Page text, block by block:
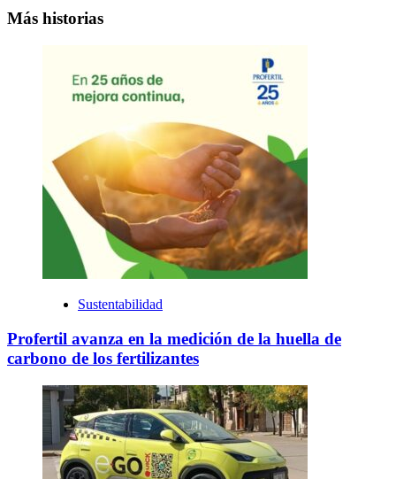
Más historias
Sustentabilidad
Profertil avanza en la medición de la huella de
carbono de los fertilizantes